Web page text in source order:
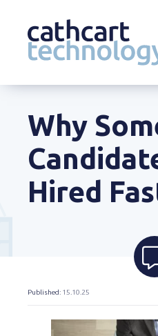
contentWhy
Hired
Published: 15.10.25